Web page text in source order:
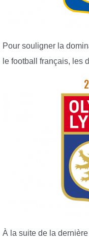
Pour souligner la
le football français, les
À la suite de la